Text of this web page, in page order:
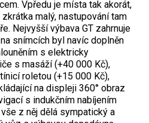
Vpředu je místa tak akorát,
malý, nastupování tam
Nejvyšší výbava GT zahrnuje
snímcích byl navíc doplněn
s elektricky
s masáží (+40 000 Kč),
roletou (+15 000 Kč),
na displeji 360° obraz
s indukčním nabíjením
z něj dělá sympatický a